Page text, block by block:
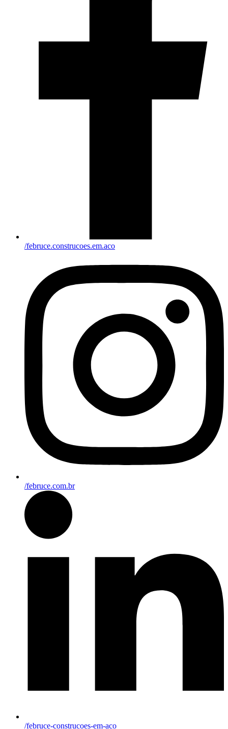
/februce.construcoes.em.aco
/februce.com.br
/februce-construcoes-em-aco